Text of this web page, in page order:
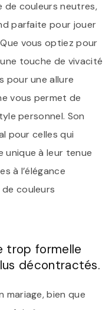
de couleurs neutres,
parfaite pour jouer
vous optiez pour
touche de vivacité
pour une allure
vous permet de
personnel. Son
pour celles qui
à leur tenue
à l’élégance
couleurs
trop formelle
décontractés.
mariage, bien que